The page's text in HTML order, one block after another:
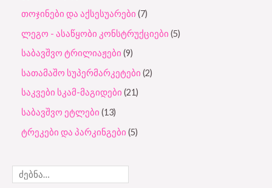
თოჯინები და აქსესუარები 7
ლეგო - ასაწყობი კონსტრუქციები 5
საბავშვო ტრილიაჟები 9
სათამაშო სუპერმარკეტები 2
საკვები სკამ-მაგიდები 21
საბავშვო ეტლები 13
ტრეკები და პარკინგები 5